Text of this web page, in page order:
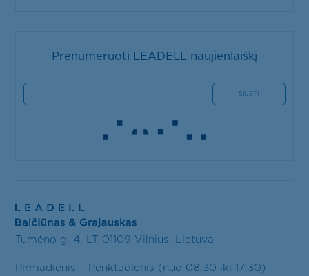
Prenumeruoti LEADELL naujienlaiškį
Tumėno g. 4, LT-01109 Vilnius, Lietuva
Pirmadienis – Penktadienis (nuo 08:30 iki 17:30)